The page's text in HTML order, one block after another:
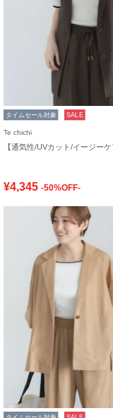
タイムセール対象 SALE
Te chichi
¥4,345 -50%OFF-